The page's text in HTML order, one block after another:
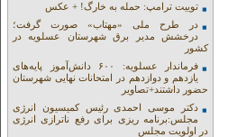
توییت ترامپ: حمله به خارگ! + عکس
در طرح ملی «مهتاب» صورت گرفت؛
درخشش مدیر برق شهرستان عسلویه در
کشور
فرماندار عسلویه: ۶۰۰ دانش‌آموز پایه‌های
یازدهم و دوازدهم در امتحانات نهایی شهرستان
حضور داشتند+تصاویر
دکتر موسی احمدی رئیس کمیسیون انرژی
مجلس:برنامه ریزی برای رفع ناترازی انرژی
در اولویت مجلس